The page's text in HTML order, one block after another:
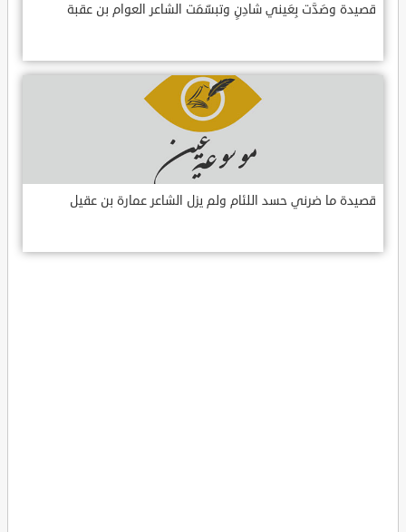
قصيدة وصَدَّت بِعَيني شادِنٍ وتبسّمَت الشاعر العوام بن عقبة
قصيدة ما ضرني حسد اللئام ولم يزل الشاعر عمارة بن عقيل